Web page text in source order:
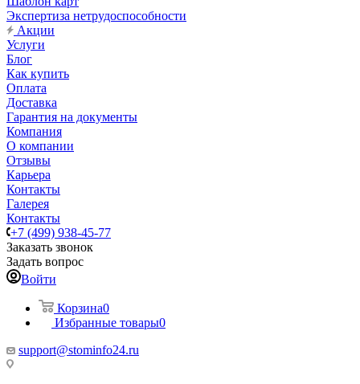
Экспертиза нетрудоспособности
Акции
Услуги
Блог
Как купить
Оплата
Доставка
Гарантия на документы
Компания
О компании
Отзывы
Карьера
Контакты
Галерея
Контакты
+7 (499) 938-45-77
Заказать звонок
Задать вопрос
Войти
Корзина0
Избранные товары0
support@stominfo24.ru